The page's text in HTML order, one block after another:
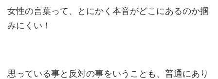
女性の言葉って、とにかく本音がどこにあるのか掴
みにくい！
思っている事と反対の事をいうことも、普通にあり